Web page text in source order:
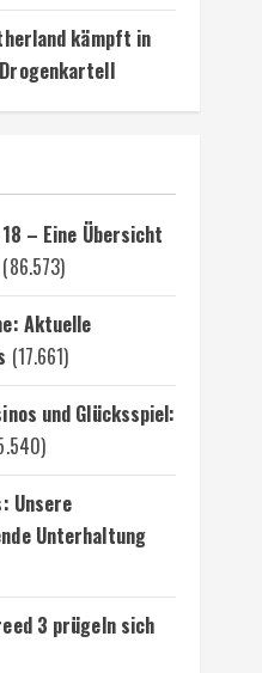
kämpft in
– Eine Übersicht
(86.573)
Aktuelle
(17.661)
und Glücksspiel:
Unsere
Unterhaltung
3 prügeln sich